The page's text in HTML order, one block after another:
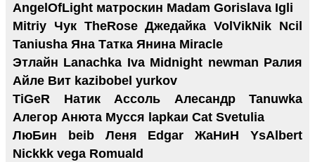
AngelOfLight матроскин Madam Gorislava Igli
Mitriy Чук TheRose Джедайка VolVikNik Ncil
Taniusha Яна Татка Янина Miracle
Этлайн Lanachka Iva Midnight newman Ралия
Айле Вит kazibobel yurkov
TiGeR Натик Ассоль Алесандр Tanuwka
Алегор Анюта Мусся lapkaи Cat Svetulia
ЛюБин beib Леня Еdgar ЖаНиН YsAlbert
Nickkk vega Romuald